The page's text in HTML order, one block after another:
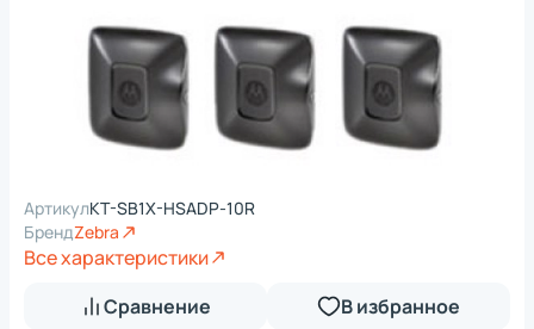
АртикулKT-SB1X-HSADP-10R
БрендZebra
Все характеристики
Сравнение
В избранное